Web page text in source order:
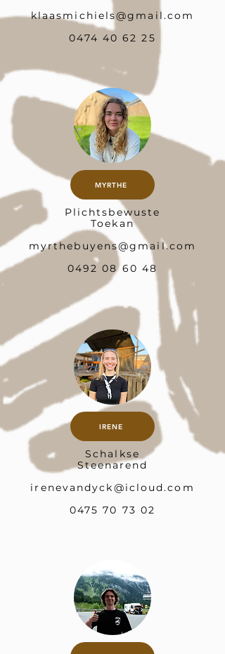
klaasmichiels@gmail.com
0474 40 62 25
MYRTHE
Plichtsbewuste
Toekan
myrthebuyens@gmail.com
0492 08 60 48
IRENE
Schalkse
Steenarend
irenevandyck@icloud.com
0475 70 73 02